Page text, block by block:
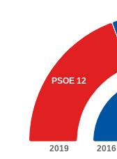
PSOE 12
2019 2016